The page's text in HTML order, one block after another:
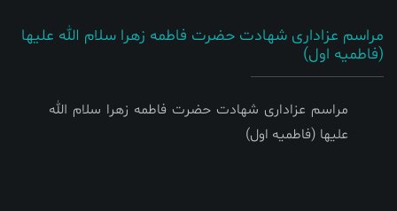
مراسم عزاداری شهادت حضرت فاطمه زهرا سلام الله علیها
(فاطمیه اول)
مراسم عزاداری شهادت حضرت فاطمه زهرا سلام الله
علیها (فاطمیه اول)